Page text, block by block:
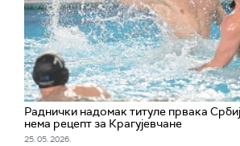
Раднички надомак титуле првака
нема рецепт за Крагујевчане
25. 05. 2026.